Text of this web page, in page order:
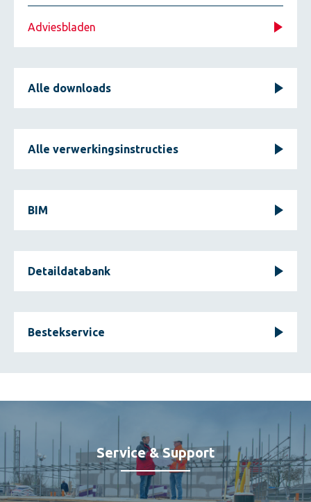
Adviesbladen
Alle downloads
Alle verwerkingsinstructies
BIM
Detaildatabank
Bestekservice
Service & Support